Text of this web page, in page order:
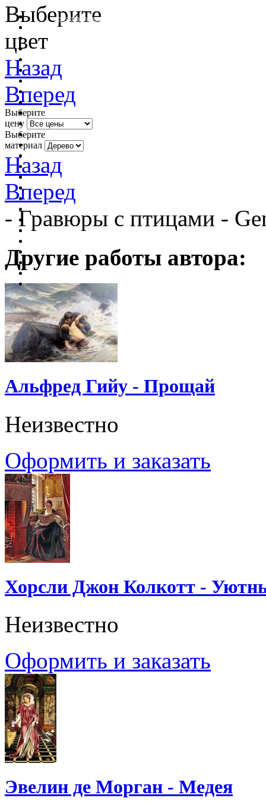
очистить фильтр цвета
Выберите
цвет
Назад
Вперед
Выберите
цену
Выберите
материал
Назад
Вперед
- Гравюры с птицами -
Другие работы автора:
Альфред Гийу - Прощай
Неизвестно
Оформить и заказать
Хорсли Джон Колкотт -
Неизвестно
Оформить и заказать
Эвелин де Морган - Медея